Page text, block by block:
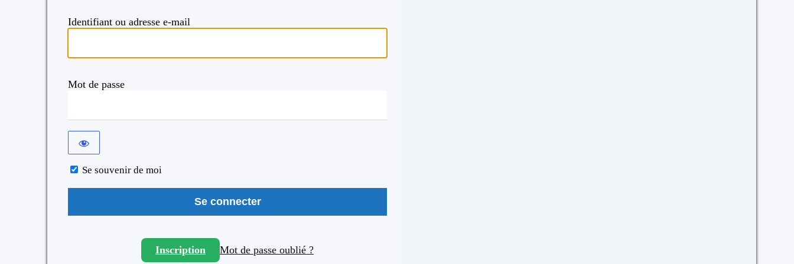
Identifiant ou adresse e-mail
Mot de passe
Se souvenir de moi
Inscription Mot de passe oublié ?